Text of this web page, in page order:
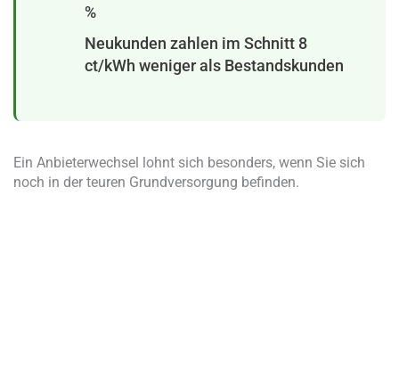
%
Neukunden zahlen im Schnitt 8
ct/kWh weniger als Bestandskunden
Ein Anbieterwechsel lohnt sich besonders, wenn Sie sich
noch in der teuren Grundversorgung befinden.